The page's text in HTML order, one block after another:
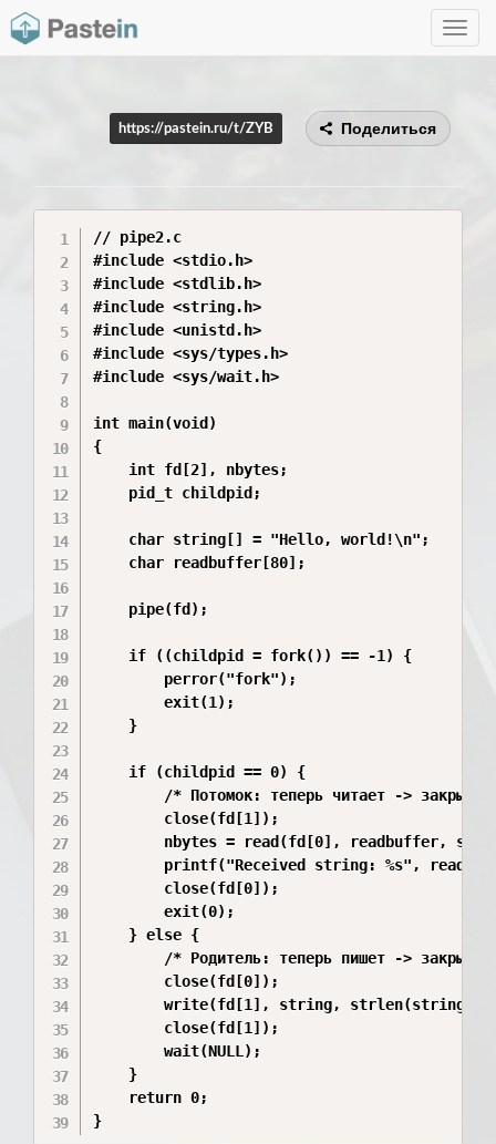
Toggle
https://pastein.ru/t/ZYB Поделиться
// pipe2.c
#include <stdio.h>
#include <stdlib.h>
#include <string.h>
#include <unistd.h>
#include <sys/types.h>
#include <sys/wait.h>
int main(void)
{
    int fd[2], nbytes;
    pid_t childpid;
    char string[] = "Hello, world!\n";
    char readbuffer[80];
    pipe(fd);
    if ((childpid = fork()) == -1) {
        perror("fork");
        exit(1);
    }
    if (childpid == 0) {
/* Потомок: теперь читает ->
        close(fd[1]);
nbytes = read(fd[0], readbuffer,
printf("Received string: %s",
        close(fd[0]);
        exit(0);
    } else {
/* Родитель: теперь пишет ->
        close(fd[0]);
        write(fd[1], string, strlen(string));
        close(fd[1]);
        wait(NULL);
    }
    return 0;
}